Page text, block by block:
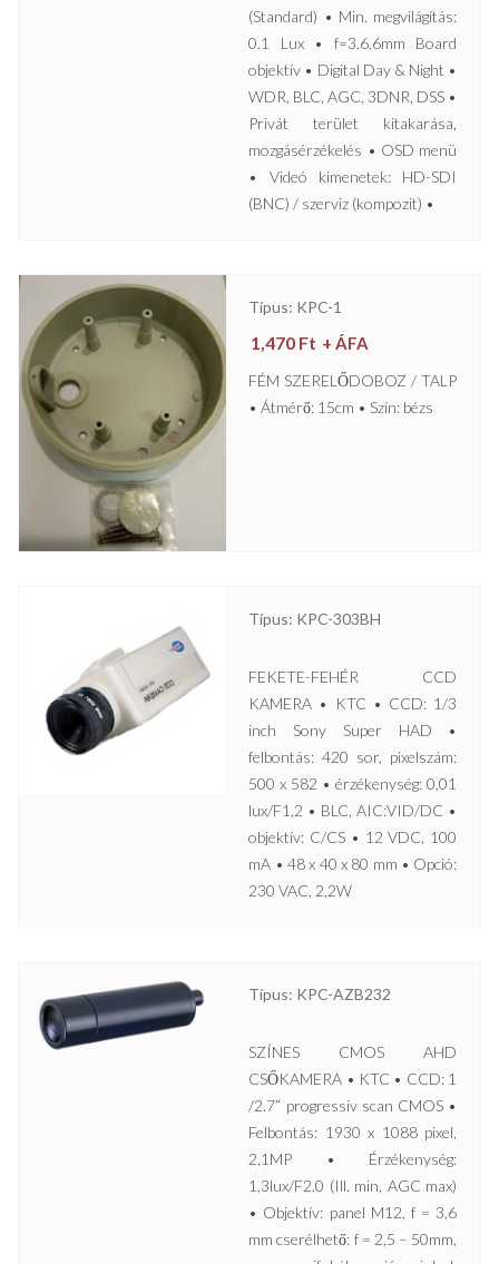
(Standard) • Min. megvilágítás:
0.1 Lux • f=3.6,6mm Board
objektív • Digital Day & Night •
WDR, BLC, AGC, 3DNR, DSS •
Privát terület kitakarása,
mozgásérzékelés • OSD menü
• Videó kimenetek: HD-SDI
(BNC) / szerviz (kompozit) •
Típus: KPC-1
1,470 Ft + ÁFA
FÉM SZERELŐDOBOZ / TALP
• Átmérő: 15cm • Szín: bézs
Típus: KPC-303BH
FEKETE-FEHÉR CCD
KAMERA • KTC • CCD: 1/3
inch Sony Super HAD •
felbontás: 420 sor, pixelszám:
500 x 582 • érzékenység: 0,01
lux/F1,2 • BLC, AIC:VID/DC •
objektív: C/CS • 12 VDC, 100
mA • 48 x 40 x 80 mm • Opció:
230 VAC, 2,2W
Típus: KPC-AZB232
SZÍNES CMOS AHD
CSŐKAMERA • KTC • CCD: 1
/2.7” progressiv scan CMOS •
Felbontás: 1930 x 1088 pixel,
2,1MP • Érzékenység:
1,3lux/F2.0 (Ill. min, AGC max)
• Objektív: panel M12, f = 3,6
mm cserélhető: f = 2,5 – 50mm,